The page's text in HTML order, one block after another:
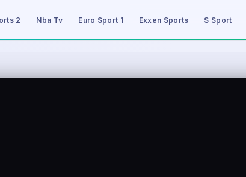
2 Nba Tv Euro Sport 1 Exxen Sports S Sport